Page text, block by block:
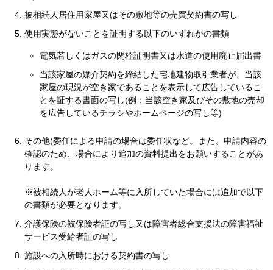
被相続人居住用家屋又はその敷地等の売買契約書の写し
使用実態がないことを証明する以下のいずれかの書類
電気若しくはガスの閉栓証明書又は水道の使用廃止届出書
当該家屋の媒介契約を締結した宅地建物取引業者が、当該
家屋の現況が空き家であることを表示して広告しているこ
とを証する書面の写し(例：当該空き家及びその敷地の売却
を広告しているチラシやホームページの写し等)
その他(委任による申請の場合は委任状など。また、申請内容の
確認のため、場合により追加の資料提出をお願いすることがあ
ります。
※被相続人が老人ホーム等に入所していた場合には追加で以下
の書類が必要となります。
介護保険の被保険者証の写し又は障害者総合支援法の障害福祉
サービス受給者証の写し
施設への入所時における契約書の写し